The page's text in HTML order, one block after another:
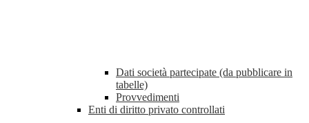
Dati società partecipate (da pubblicare in
tabelle)
Provvedimenti
Enti di diritto privato controllati